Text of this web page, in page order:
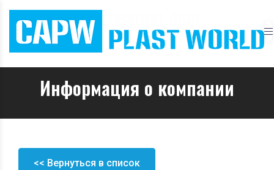
Информация о компании
<< Вернуться в список